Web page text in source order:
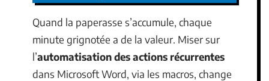
Quand la paperasse s’accumule, chaque
minute grignotée a de la valeur. Miser sur
l’automatisation des actions récurrentes
dans Microsoft Word, via les macros, change